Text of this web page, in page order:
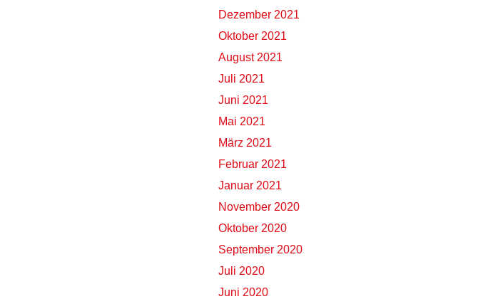
Dezember 2021
Oktober 2021
August 2021
Juli 2021
Juni 2021
Mai 2021
März 2021
Februar 2021
Januar 2021
November 2020
Oktober 2020
September 2020
Juli 2020
Juni 2020